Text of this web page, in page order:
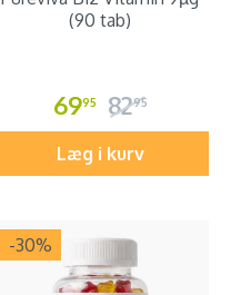
(90 tab)
6995 8295
Læg i kurv
-30%